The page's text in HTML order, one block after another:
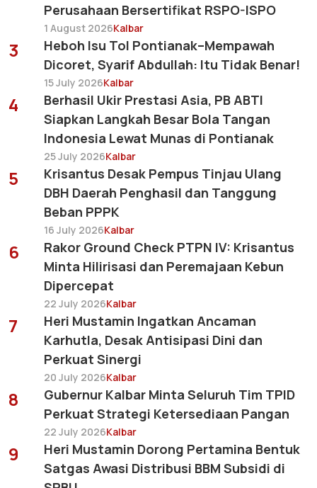
Perusahaan Bersertifikat RSPO-ISPO
1 August 2026Kalbar
3
Heboh Isu Tol Pontianak–Mempawah
Dicoret, Syarif Abdullah: Itu Tidak Benar!
15 July 2026Kalbar
4
Berhasil Ukir Prestasi Asia, PB ABTI
Siapkan Langkah Besar Bola Tangan
Indonesia Lewat Munas di Pontianak
25 July 2026Kalbar
5
Krisantus Desak Pempus Tinjau Ulang
DBH Daerah Penghasil dan Tanggung
Beban PPPK
16 July 2026Kalbar
6
Rakor Ground Check PTPN IV: Krisantus
Minta Hilirisasi dan Peremajaan Kebun
Dipercepat
22 July 2026Kalbar
7
Heri Mustamin Ingatkan Ancaman
Karhutla, Desak Antisipasi Dini dan
Perkuat Sinergi
20 July 2026Kalbar
8
Gubernur Kalbar Minta Seluruh Tim TPID
Perkuat Strategi Ketersediaan Pangan
22 July 2026Kalbar
9
Heri Mustamin Dorong Pertamina Bentuk
Satgas Awasi Distribusi BBM Subsidi di